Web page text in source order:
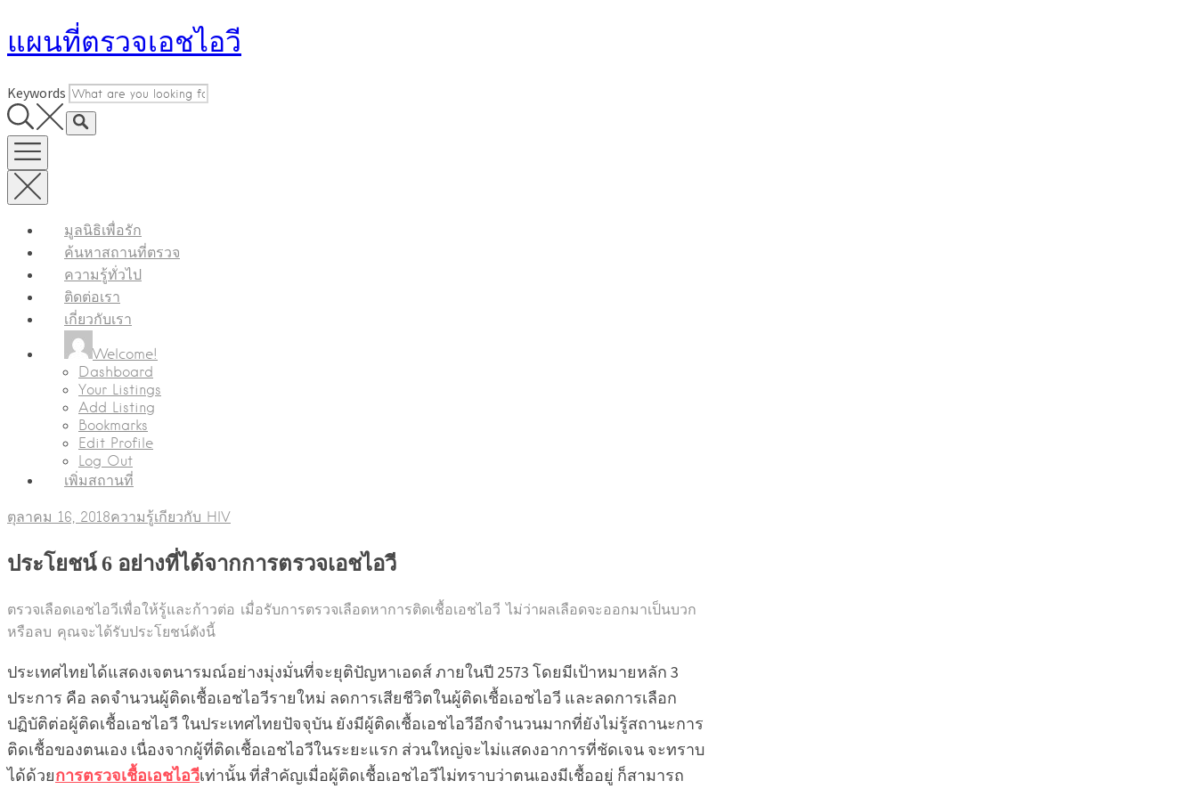
to
แผนที่ตรวจเอชไอวี
Keywords
มูลนิธิเพื่อรัก
ค้นหาสถานที่ตรวจ
ความรู้ทั่วไป
ติดต่อเรา
เกี่ยวกับเรา
Welcome!
Dashboard
Your Listings
Add Listing
Bookmarks
Edit Profile
Log Out
เพิ่มสถานที่
ตุลาคม 16, 2018ความรู้เกียวกับ HIV
ประโยชน์ 6 อย่างที่ได้จากการตรวจเอชไอวี
ตรวจเลือดเอชไอวีเพื่อให้รู้และก้าวต่อ เมื่อรับการตรวจเลือดหาการติดเชื้อเอชไอวี ไม่ว่าผลเลือดจะออกมาเป็นบวก
หรือลบ คุณจะได้รับประโยชน์ดังนี้
ประเทศไทยได้แสดงเจตนารมณ์อย่างมุ่งมั่นที่จะยุติปัญหาเอดส์ ภายในปี 2573 โดยมีเป้าหมายหลัก 3
ประการ คือ ลดจำนวนผู้ติดเชื้อเอชไอวีรายใหม่ ลดการเสียชีวิตในผู้ติดเชื้อเอชไอวี และลดการเลือก
ปฏิบัติต่อผู้ติดเชื้อเอชไอวี ในประเทศไทยปัจจุบัน ยังมีผู้ติดเชื้อเอชไอวีอีกจำนวนมากที่ยังไม่รู้สถานะการ
ติดเชื้อของตนเอง เนื่องจากผู้ที่ติดเชื้อเอชไอวีในระยะแรก ส่วนใหญ่จะไม่แสดงอาการที่ชัดเจน จะทราบ
ได้ด้วยการตรวจเชื้อเอชไอวีเท่านั้น ที่สำคัญเมื่อผู้ติดเชื้อเอชไอวีไม่ทราบว่าตนเองมีเชื้ออยู่ ก็สามารถ